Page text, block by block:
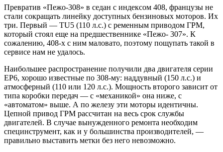
Превратив «Пежо-308» в седан с индексом 408, французы не
стали сокращать линейку доступных бензиновых моторов. Их
три. Первый — TU5 (110 л.с.) с ременным приводом ГРМ,
который стоял еще на предшественнике «Пежо- 307». К
сожалению, 408-х с ним маловато, поэтому пощупать такой в
сервисе нам не удалось.
Наибольшее распространение получили два двигателя серии
EP6, хорошо известные по 308-му: наддувный (150 л.с.) и
атмосферный (110 или 120 л.с.). Мощность второго зависит от
типа коробки передач — с «механикой» она ниже, с
«автоматом» выше. А по железу эти моторы идентичны.
Цепной привод ГРМ рассчитан на весь срок службы
двигателей. В случае вынужденного ремонта необходим
специнструмент, как и у большинства производителей, —
правильно выставить метки без него невозможно.